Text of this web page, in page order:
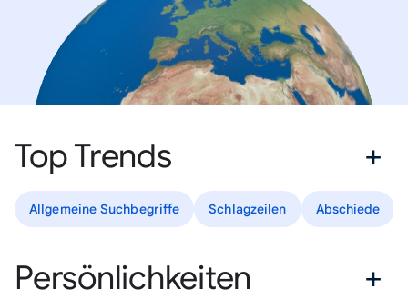
Top Trends
Allgemeine Suchbegriffe Schlagzeilen Abschiede
Persönlichkeiten